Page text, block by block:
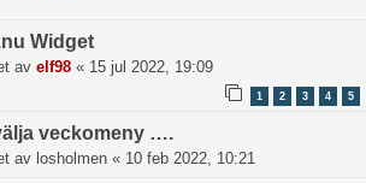
Widget
av elf98 « 15 jul 2022, 19:09
1 2 3 4 5
veckomeny ….
av losholmen « 10 feb 2022, 10:21